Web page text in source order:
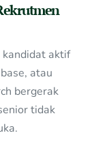
kandidat aktif
atau
bergerak
tidak